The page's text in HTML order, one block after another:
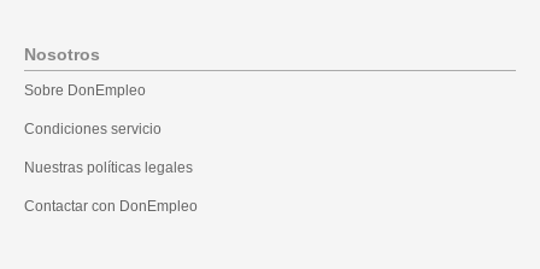
Nosotros
Sobre DonEmpleo
Condiciones servicio
Nuestras políticas legales
Contactar con DonEmpleo